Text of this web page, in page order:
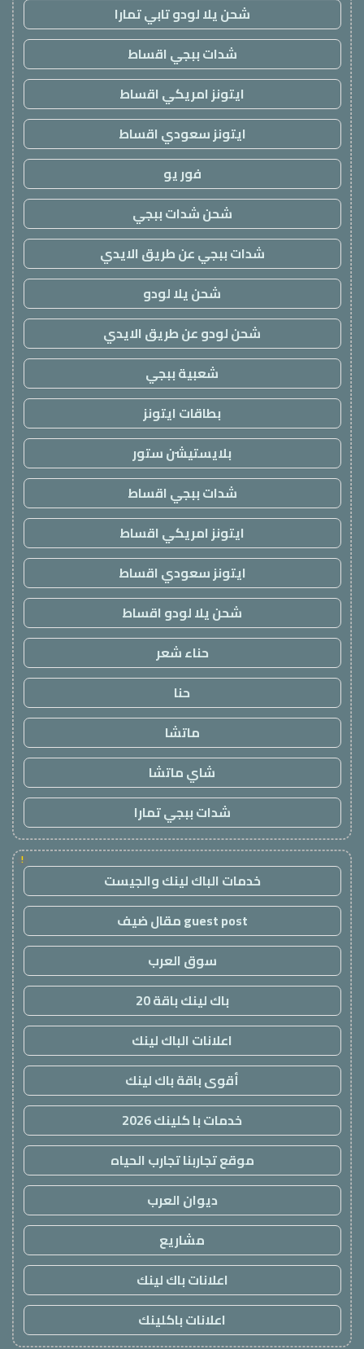
شحن يلا لودو تابي تمارا
شدات ببجي اقساط
ايتونز امريكي اقساط
ايتونز سعودي اقساط
فور يو
شحن شدات ببجي
شدات ببجي عن طريق الايدي
شحن يلا لودو
شحن لودو عن طريق الايدي
شعبية ببجي
بطاقات ايتونز
بلايستيشن ستور
شدات ببجي اقساط
ايتونز امريكي اقساط
ايتونز سعودي اقساط
شحن يلا لودو اقساط
حناء شعر
حنا
ماتشا
شاي ماتشا
شدات ببجي تمارا
!
خدمات الباك لينك والجيست
guest post مقال ضيف
سوق العرب
باك لينك باقة 20
اعلانات الباك لينك
أقوى باقة باك لينك
خدمات با كلينك 2026
موقع تجاربنا تجارب الحياه
ديوان العرب
مشاريع
اعلانات باك لينك
اعلانات باكلينك